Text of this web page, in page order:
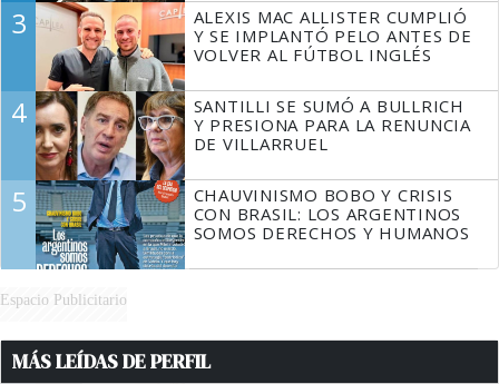
3
ALEXIS MAC ALLISTER CUMPLIÓ
Y SE IMPLANTÓ PELO ANTES DE
VOLVER AL FÚTBOL INGLÉS
4
SANTILLI SE SUMÓ A BULLRICH
Y PRESIONA PARA LA RENUNCIA
DE VILLARRUEL
5
CHAUVINISMO BOBO Y CRISIS
CON BRASIL: LOS ARGENTINOS
SOMOS DERECHOS Y HUMANOS
Espacio Publicitario
MÁS LEÍDAS DE PERFIL